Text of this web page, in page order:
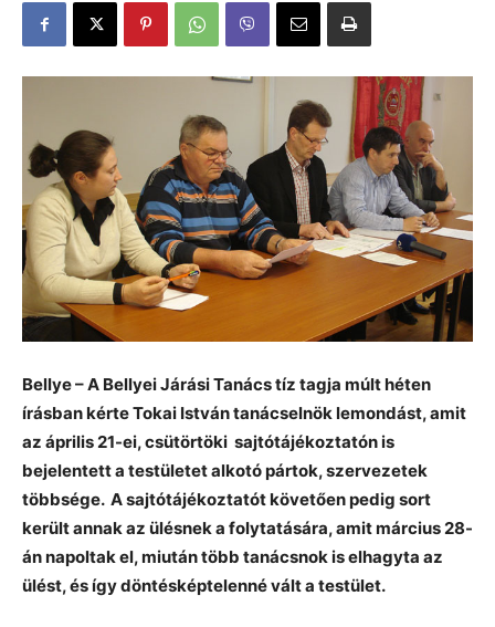
Bellye – A Bellyei Járási Tanács tíz tagja múlt héten
írásban kérte Tokai István tanácselnök lemondást, amit
az április 21-ei, csütörtöki sajtótájékoztatón is
bejelentett a testületet alkotó pártok, szervezetek
többsége. A sajtótájékoztatót követően pedig sort
került annak az ülésnek a folytatására, amit március 28-
án napoltak el, miután több tanácsnok is elhagyta az
ülést, és így döntésképtelenné vált a testület.